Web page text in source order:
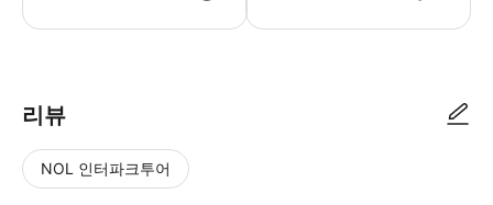
리뷰
NOL 인터파크투어